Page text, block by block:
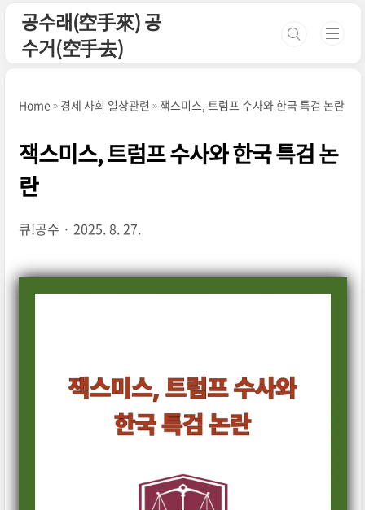
공수래(空手來) 공
수거(空手去)
Home 경제 사회 일상관련 잭스미스, 트럼프 수사와 한국 특검 논란
잭스미스, 트럼프 수사와 한국 특검 논
란
큐!공수 2025. 8. 27.